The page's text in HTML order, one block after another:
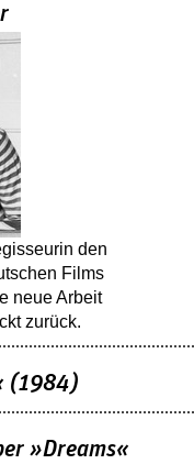
den
Films
neue Arbeit
zurück.
(1984)
»Dreams«